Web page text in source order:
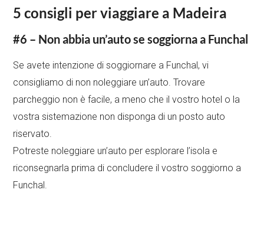
5 consigli per viaggiare a Madeira
#6 – Non abbia un’auto se soggiorna a Funchal
Se avete intenzione di soggiornare a Funchal, vi
consigliamo di non noleggiare un’auto. Trovare
parcheggio non è facile, a meno che il vostro hotel o la
vostra sistemazione non disponga di un posto auto
riservato.
Potreste noleggiare un’auto per esplorare l’isola e
riconsegnarla prima di concludere il vostro soggiorno a
Funchal.